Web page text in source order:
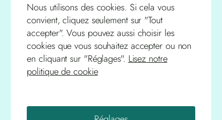
Travaux Personnels Encadrés
Nous utilisons des cookies. Si cela vous
convient, cliquez seulement sur "Tout
accepter". Vous pouvez aussi choisir les
cookies que vous souhaitez accepter ou non
en cliquant sur "Réglages". Lisez notre
politique de cookie